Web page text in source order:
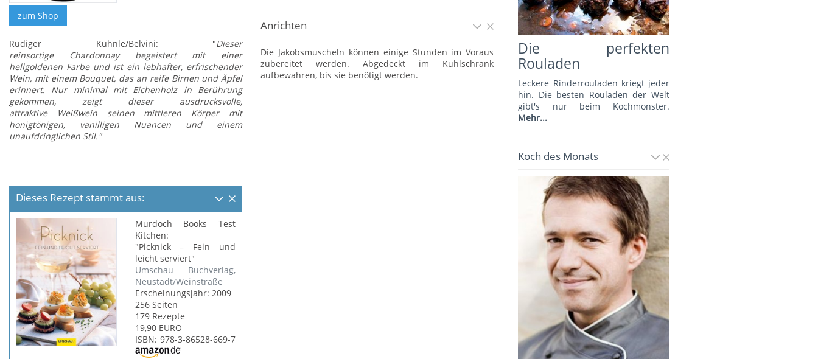
Rüdiger Kühnle/Belvini: "Dieser
reinsortige Chardonnay begeistert mit einer
hellgoldenen Farbe und ist ein lebhafter, erfrischender
Wein, mit einem Bouquet, das an reife Birnen und Äpfel
erinnert. Nur minimal mit Eichenholz in Berührung
gekommen, zeigt dieser ausdrucksvolle,
attraktive Weißwein seinen mittleren Körper mit
honigtönigen, vanilligen Nuancen und einem
unaufdringlichen Stil."
Dieses Rezept stammt aus:
Murdoch Books Test
Kitchen:
"Picknick – Fein und
leicht serviert"
Umschau Buchverlag,
Neustadt/Weinstraße
Erscheinungsjahr: 2009
256 Seiten
179 Rezepte
19,90 EURO
ISBN: 978-3-86528-669-7
Anrichten
Die Jakobsmuscheln können einige Stunden im Voraus
zubereitet werden. Abgedeckt im Kühlschrank
aufbewahren, bis sie benötigt werden.
Die perfekten
Rouladen
Leckere Rinderrouladen kriegt jeder
hin. Die besten Rouladen der Welt
gibt's nur beim Kochmonster.
Mehr...
Koch des Monats